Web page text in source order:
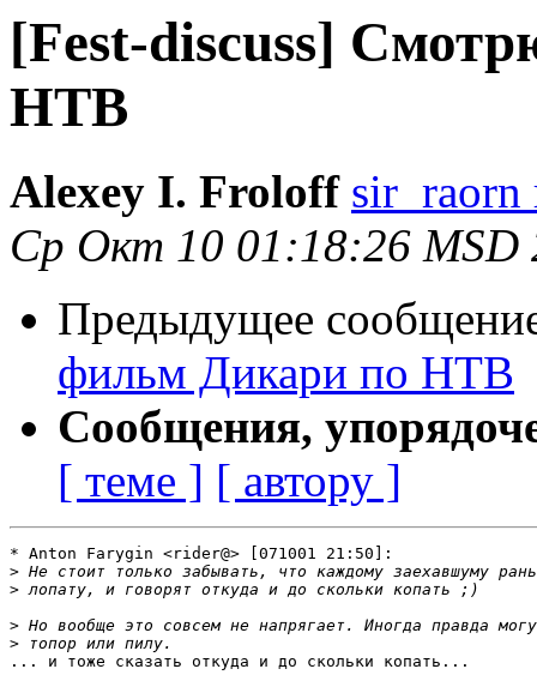
[Fest-discuss]
НТВ
Alexey I. Froloff sir_raorn
Ср Окт 10 01:18:26 MSD
Предыдущее
фильм Дикари по НТВ
Сообщения,
[ теме ] [ автору ]
* Anton Farygin <rider@> [071001 21:50]:
>
>
>
>
... и тоже сказать откуда и до скольки копать...